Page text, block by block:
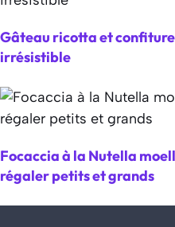
Gâteau ricotta et
irrésistible
Focaccia à la Nutella
régaler petits et grands